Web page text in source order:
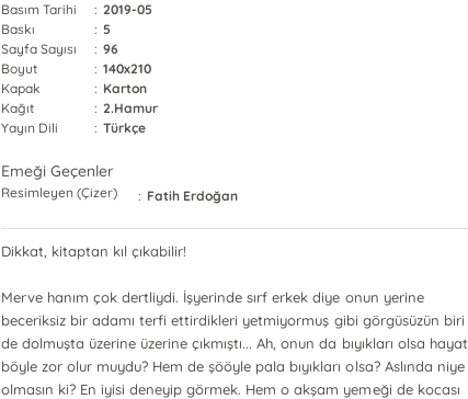
Basım Tarihi
: 2019-05
Baskı
: 5
Sayfa Sayısı
: 96
Boyut
: 140x210
Kapak
: Karton
Kağıt
: 2.Hamur
Yayın Dili
: Türkçe
Emeği Geçenler
Resimleyen (Çizer) : Fatih Erdoğan
Dikkat, kitaptan kıl çıkabilir!
Merve hanım çok dertliydi. İşyerinde sırf erkek diye onun yerine
beceriksiz bir adamı terfi ettirdikleri yetmiyormuş gibi görgüsüzün biri
de dolmuşta üzerine üzerine çıkmıştı... Ah, onun da bıyıkları olsa hayat
böyle zor olur muydu? Hem de şööyle pala bıyıkları olsa? Aslında niye
olmasın ki? En iyisi deneyip görmek. Hem o akşam yemeği de kocası